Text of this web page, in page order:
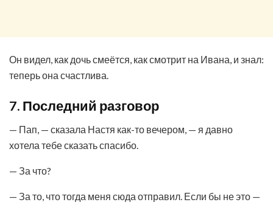
Он видел, как дочь смеётся, как смотрит на Ивана, и знал:
теперь она счастлива.
7. Последний разговор
— Пап, — сказала Настя как-то вечером, — я давно
хотела тебе сказать спасибо.
— За что?
— За то, что тогда меня сюда отправил. Если бы не это —